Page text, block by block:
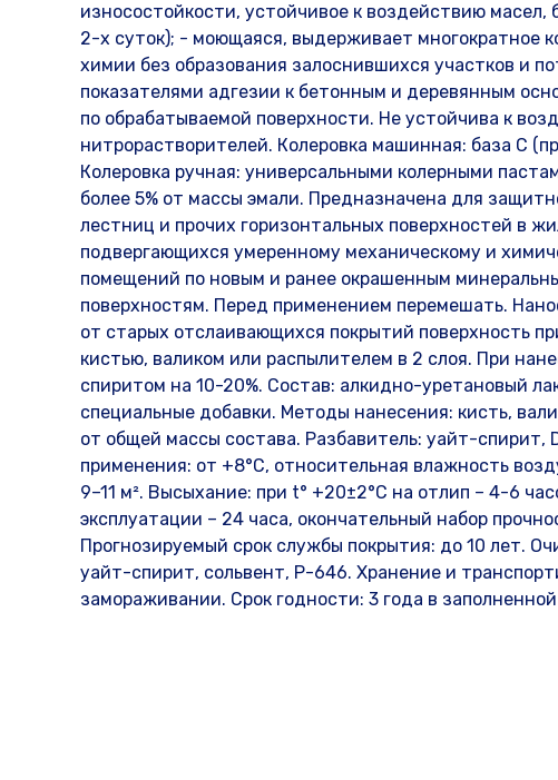
износостойкости, устойчивое к воздействию
2-х суток); - моющаяся, выдерживает многократное
химии без образования залоснившихся участков и
показателями адгезии к бетонным и деревянным
по обрабатываемой поверхности. Не устойчива к
нитрорастворителей. Колеровка машинная: база С
Колеровка ручная: универсальными колерными
более 5% от массы эмали. Предназначена для
лестниц и прочих горизонтальных поверхностей в
подвергающихся умеренному механическому и
помещений по новым и ранее окрашенным
поверхностям. Перед применением перемешать.
от старых отслаивающихся покрытий поверхность
кистью, валиком или распылителем в 2 слоя. При
спиритом на 10-20%. Состав: алкидно-уретановый
специальные добавки. Методы нанесения: кисть,
от общей массы состава. Разбавитель: уайт-
применения: от +8°С, относительная влажность
9–11 м². Высыхание: при t° +20±2°C на отлип – 4-6
эксплуатации – 24 часа, окончательный набор
Прогнозируемый срок службы покрытия: до 10 лет.
уайт-спирит, сольвент, Р-646. Хранение и
замораживании. Срок годности: 3 года в